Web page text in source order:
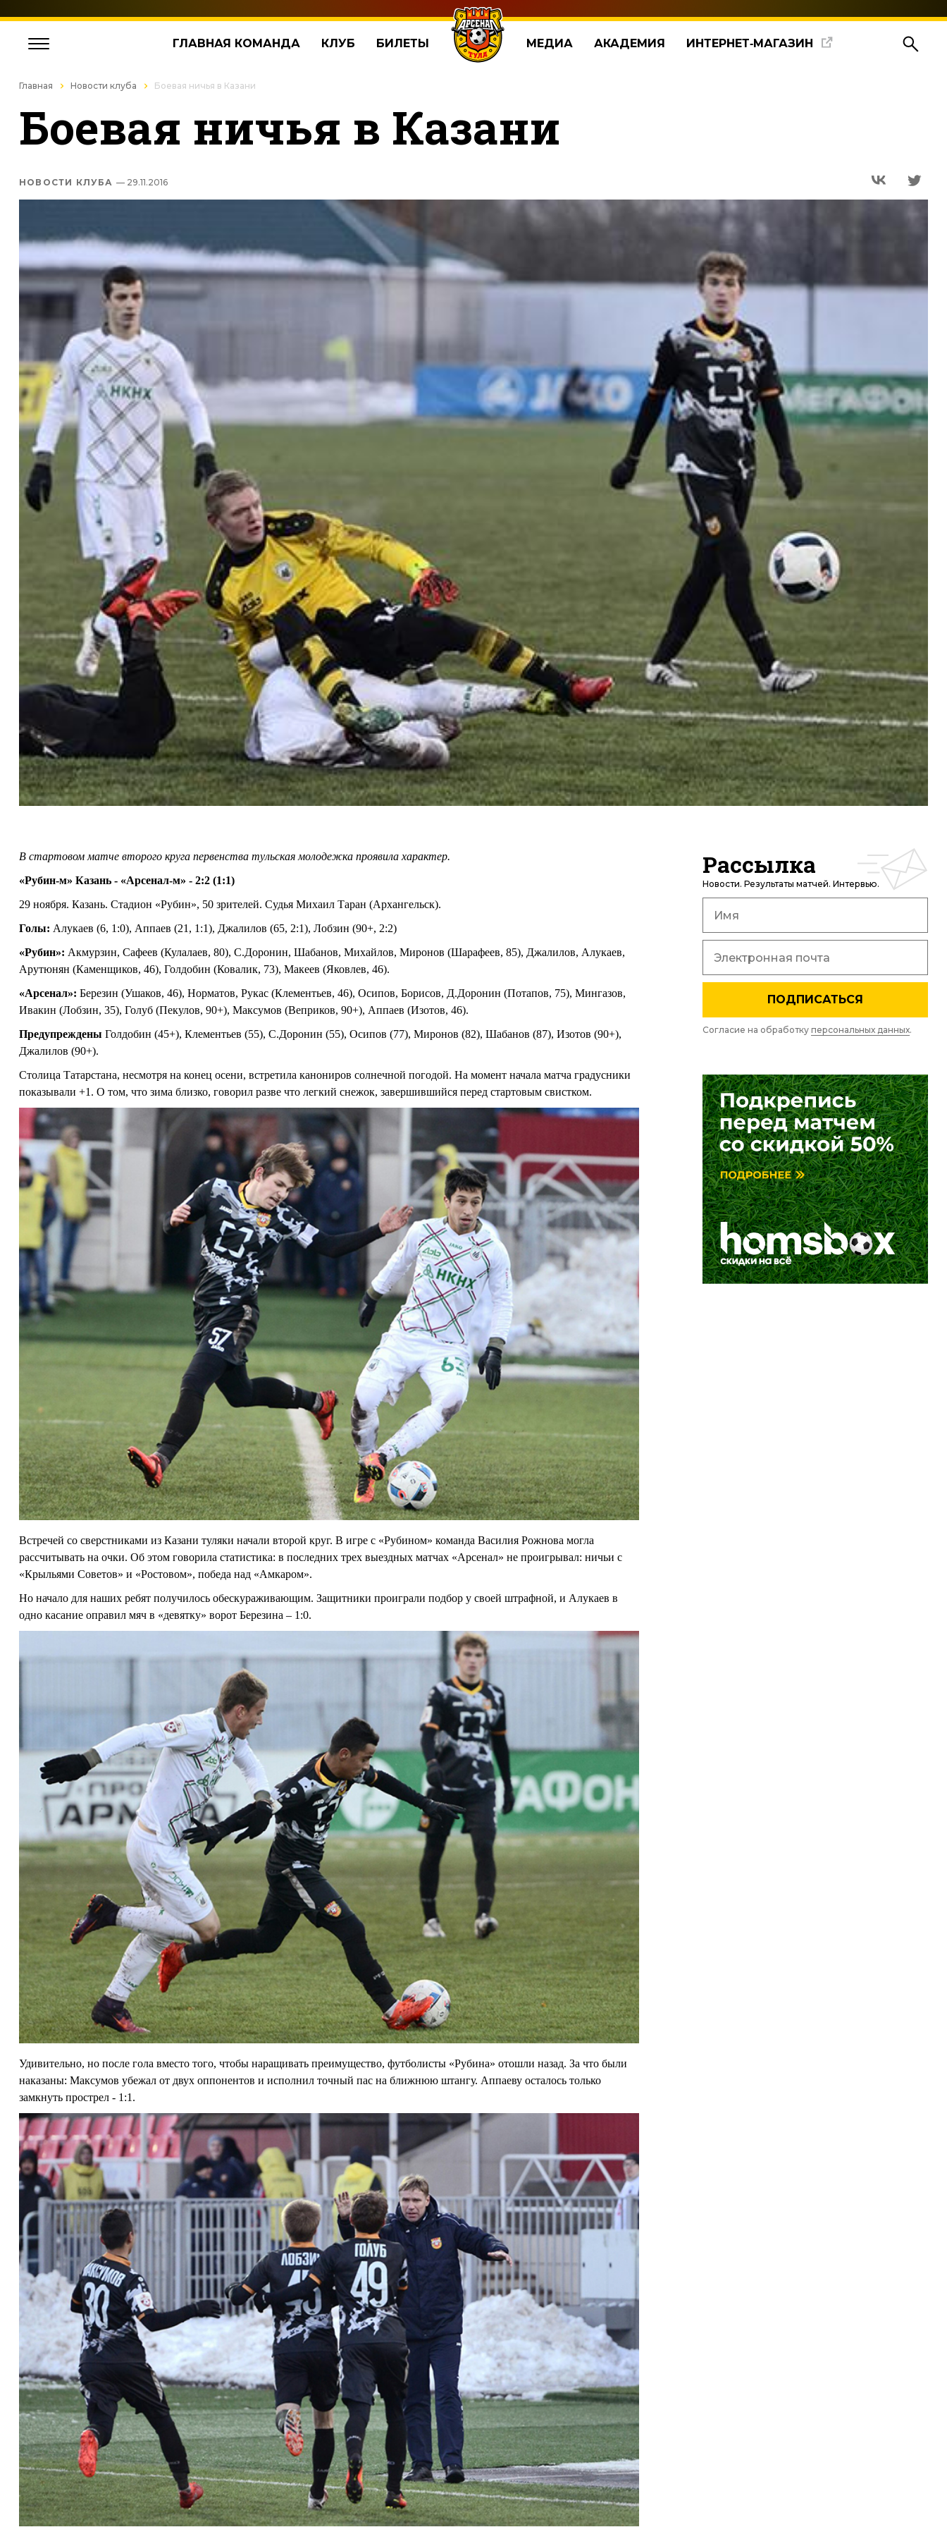
ГЛАВНАЯ КОМАНДА КЛУБ БИЛЕТЫ МЕДИА АКАДЕМИЯ ИНТЕРНЕТ‑МАГАЗИН
Главная Новости клуба Боевая ничья в Казани
Боевая ничья в Казани
НОВОСТИ КЛУБА — 29.11.2016
В стартовом матче второго круга первенства тульская молодежка проявила характер.
«Рубин-м» Казань - «Арсенал-м» - 2:2 (1:1)
29 ноября. Казань. Стадион «Рубин», 50 зрителей. Судья Михаил Таран (Архангельск).
Голы: Алукаев (6, 1:0), Аппаев (21, 1:1), Джалилов (65, 2:1), Лобзин (90+, 2:2)
«Рубин»: Акмурзин, Сафеев (Кулалаев, 80), С.Доронин, Шабанов, Михайлов, Миронов (Шарафеев, 85), Джалилов, Алукаев,
Арутюнян (Каменщиков, 46), Голдобин (Ковалик, 73), Макеев (Яковлев, 46).
«Арсенал»: Березин (Ушаков, 46), Норматов, Рукас (Клементьев, 46), Осипов, Борисов, Д.Доронин (Потапов, 75), Мингазов,
Ивакин (Лобзин, 35), Голуб (Пекулов, 90+), Максумов (Веприков, 90+), Аппаев (Изотов, 46).
Предупреждены Голдобин (45+), Клементьев (55), С.Доронин (55), Осипов (77), Миронов (82), Шабанов (87), Изотов (90+),
Джалилов (90+).
Столица Татарстана, несмотря на конец осени, встретила канониров солнечной погодой. На момент начала матча градусники
показывали +1. О том, что зима близко, говорил разве что легкий снежок, завершившийся перед стартовым свистком.
Встречей со сверстниками из Казани туляки начали второй круг. В игре с «Рубином» команда Василия Рожнова могла
рассчитывать на очки. Об этом говорила статистика: в последних трех выездных матчах «Арсенал» не проигрывал: ничьи с
«Крыльями Советов» и «Ростовом», победа над «Амкаром».
Но начало для наших ребят получилось обескураживающим. Защитники проиграли подбор у своей штрафной, и Алукаев в
одно касание оправил мяч в «девятку» ворот Березина – 1:0.
Удивительно, но после гола вместо того, чтобы наращивать преимущество, футболисты «Рубина» отошли назад. За что были
наказаны: Максумов убежал от двух оппонентов и исполнил точный пас на ближнюю штангу. Аппаеву осталось только
замкнуть прострел - 1:1.
Рассылка
Новости. Результаты матчей. Интервью.
ПОДПИСАТЬСЯ
Согласие на обработку персональных данных.